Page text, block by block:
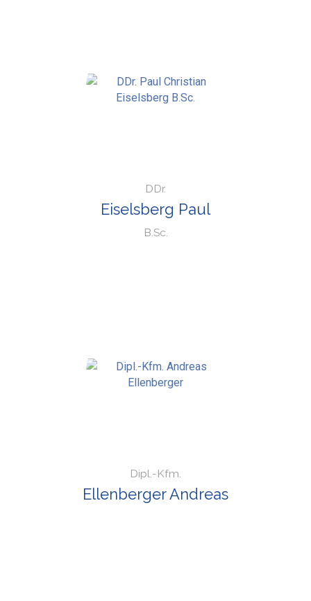
DDr.
Eiselsberg Paul
B.Sc.
Dipl.-Kfm.
Ellenberger Andreas